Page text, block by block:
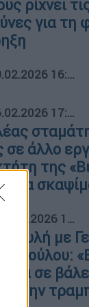
ρίχνει
για τη
16:28
17:38
σε άλλο
της
12.02.2026 17:00
Βουλή με
θα σε
με την